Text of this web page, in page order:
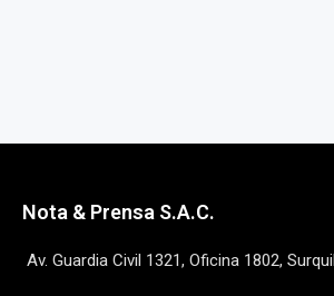
Nota & Prensa S.A.C.
Av. Guardia Civil 1321, Oficina 1802,